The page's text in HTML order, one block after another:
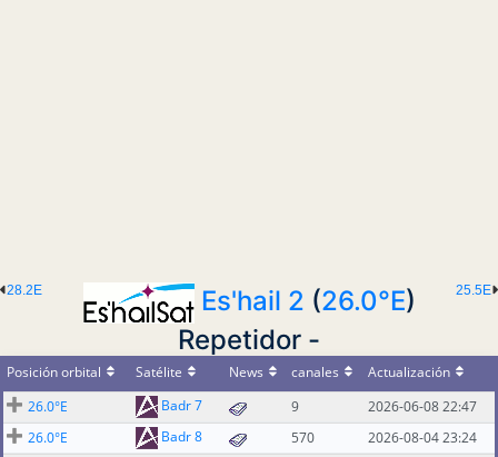
25.5E
28.2E Es'hail 2 (26.0°E)
Repetidor -
Posición orbital Satélite News canales
Actualización
26.0°E
Badr 7 9
2026-06-08 22:47
26.0°E
Badr 8 570
2026-08-04 23:24